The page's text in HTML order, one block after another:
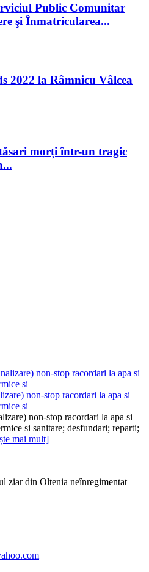
Public Comunitar
şi Înmatricularea...
2022 la Râmnicu Vâlcea
morți într-un tragic
non-stop racordari la apa si
si
non-stop racordari la apa si
si sanitare; desfundari; reparti;
mai mult]
ziar din Oltenia neînregimentat